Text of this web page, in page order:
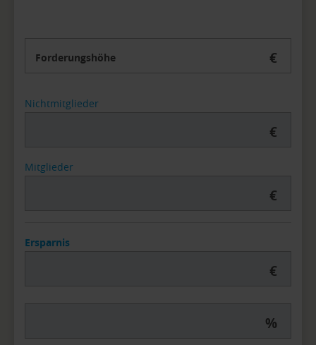
Forderungshöhe €
Nichtmitglieder
€
Mitglieder
€
Ersparnis
€
%